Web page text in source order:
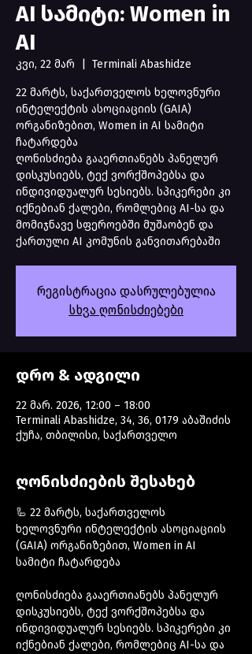
AI სამიტი: Women in
AI
კვი, 22 მარ Terminali Abashidze
22 მარტს, საქართველოს ხელოვნური
ინტელექტის ასოციაციის (GAIA)
ორგანიზებით, Women in AI სამიტი
ჩატარდება
ღონისძიება გააერთიანებს პანელურ
დისკუსიებს, ტექ ვორქშოპებსა და
ინდივიდუალურ სესიებს. სპიკერები კი
იქნებიან ქალები, რომლებიც AI-სა და
მომიჯნავე სფეროებში მუშაობენ და
ქართული AI კომუნის განვითარებაში
რეგისტრაცია დასრულებულია
სხვა ღონისძიებები
დრო & ადგილი
22 მარ. 2026, 12:00 – 18:00
Terminali Abashidze, 34, 36, 0179 აბაშიძის
ქუჩა, თბილისი, საქართველო
ღონისძიების შესახებ
🦾 22 მარტს, საქართველოს
ხელოვნური ინტელექტის ასოციაციის
(GAIA) ორგანიზებით, Women in AI
სამიტი ჩატარდება
ღონისძიება გააერთიანებს პანელურ
დისკუსიებს, ტექ ვორქშოპებსა და
ინდივიდუალურ სესიებს. სპიკერები კი
იქნებიან ქალები, რომლებიც AI-სა და